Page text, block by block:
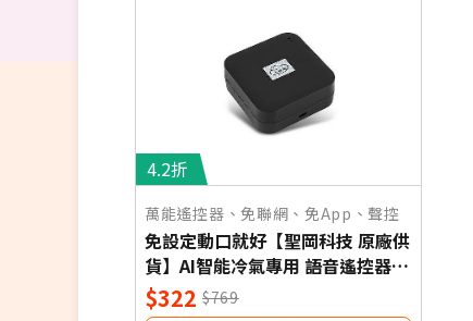
4.2折
萬能遙控器、免聯網、免App、聲控
免設定動口就好【聖岡科技 原廠供
貨】AI智能冷氣專用 語音遙控器
保固一年 適用對應廠牌 NB
$322 $769